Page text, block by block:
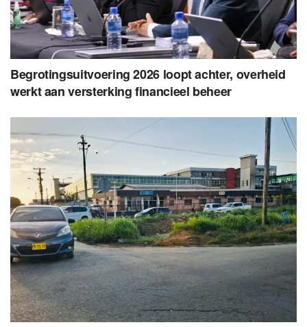
Begrotingsuitvoering 2026 loopt achter, overheid
werkt aan versterking financieel beheer